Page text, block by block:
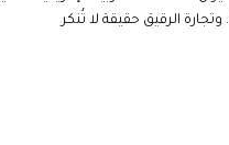
الرقيق حقيقة لا تُنكر